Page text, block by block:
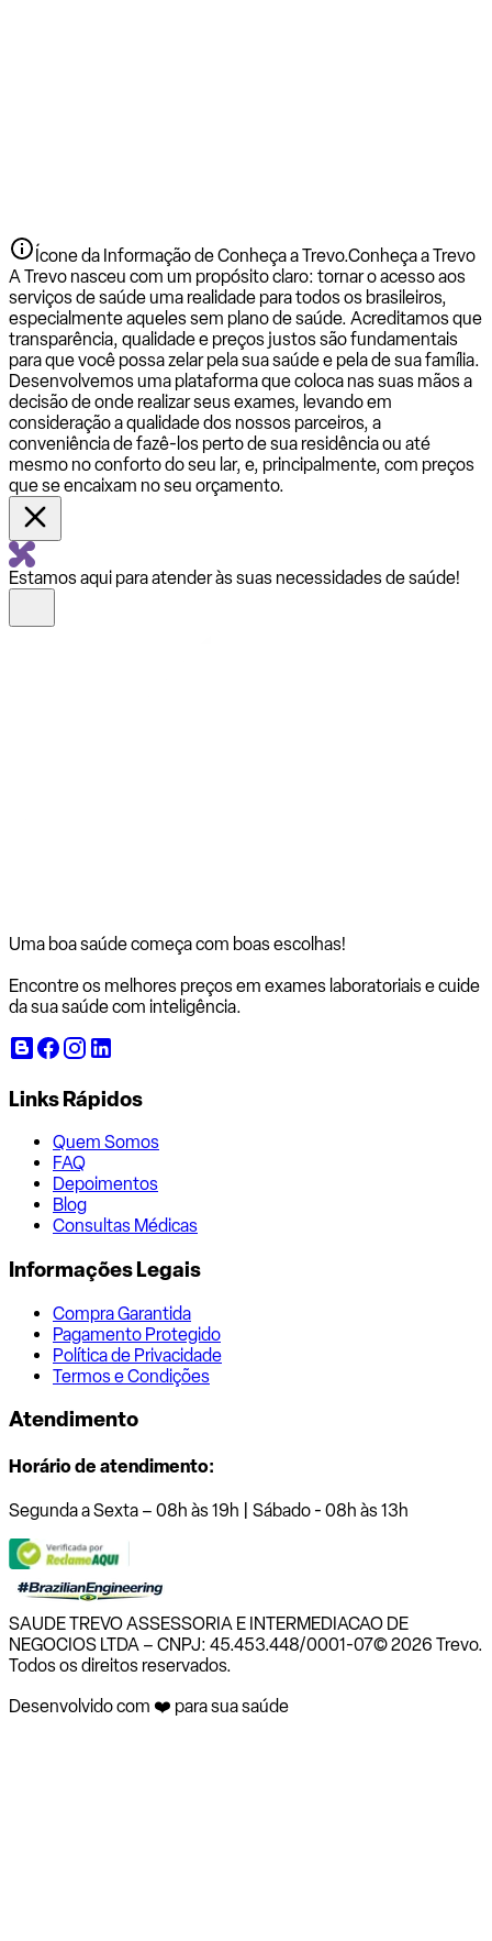
Ícone da Informação de Conheça a Trevo.Conheça a Trevo
A Trevo nasceu com um propósito claro: tornar o acesso aos
serviços de saúde uma realidade para todos os brasileiros,
especialmente aqueles sem plano de saúde. Acreditamos que
transparência, qualidade e preços justos são fundamentais
para que você possa zelar pela sua saúde e pela de sua família.
Desenvolvemos uma plataforma que coloca nas suas mãos a
decisão de onde realizar seus exames, levando em
consideração a qualidade dos nossos parceiros, a
conveniência de fazê-los perto de sua residência ou até
mesmo no conforto do seu lar, e, principalmente, com preços
que se encaixam no seu orçamento.
Estamos aqui para atender às suas necessidades de saúde!
Uma boa saúde começa com boas escolhas!
Encontre os melhores preços em exames laboratoriais e cuide
da sua saúde com inteligência.
Links Rápidos
Quem Somos
FAQ
Depoimentos
Blog
Consultas Médicas
Informações Legais
Compra Garantida
Pagamento Protegido
Política de Privacidade
Termos e Condições
Atendimento
Horário de atendimento:
Segunda a Sexta – 08h às 19h | Sábado - 08h às 13h
SAUDE TREVO ASSESSORIA E INTERMEDIACAO DE
NEGOCIOS LTDA – CNPJ: 45.453.448/0001-07© 2026 Trevo.
Todos os direitos reservados.
Desenvolvido com ❤️ para sua saúde